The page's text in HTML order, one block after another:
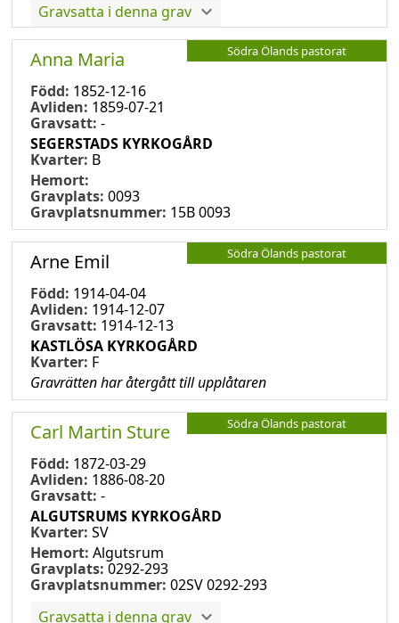
Gravsatta i denna grav
Södra Ölands pastorat
Anna Maria
Född: 1852-12-16
Avliden: 1859-07-21
Gravsatt: -
SEGERSTADS KYRKOGÅRD
Kvarter: B
Hemort:
Gravplats: 0093
Gravplatsnummer: 15B 0093
Södra Ölands pastorat
Arne Emil
Född: 1914-04-04
Avliden: 1914-12-07
Gravsatt: 1914-12-13
KASTLÖSA KYRKOGÅRD
Kvarter: F
Gravrätten har återgått till upplåtaren
Södra Ölands pastorat
Carl Martin Sture
Född: 1872-03-29
Avliden: 1886-08-20
Gravsatt: -
ALGUTSRUMS KYRKOGÅRD
Kvarter: SV
Hemort: Algutsrum
Gravplats: 0292-293
Gravplatsnummer: 02SV 0292-293
Gravsatta i denna grav